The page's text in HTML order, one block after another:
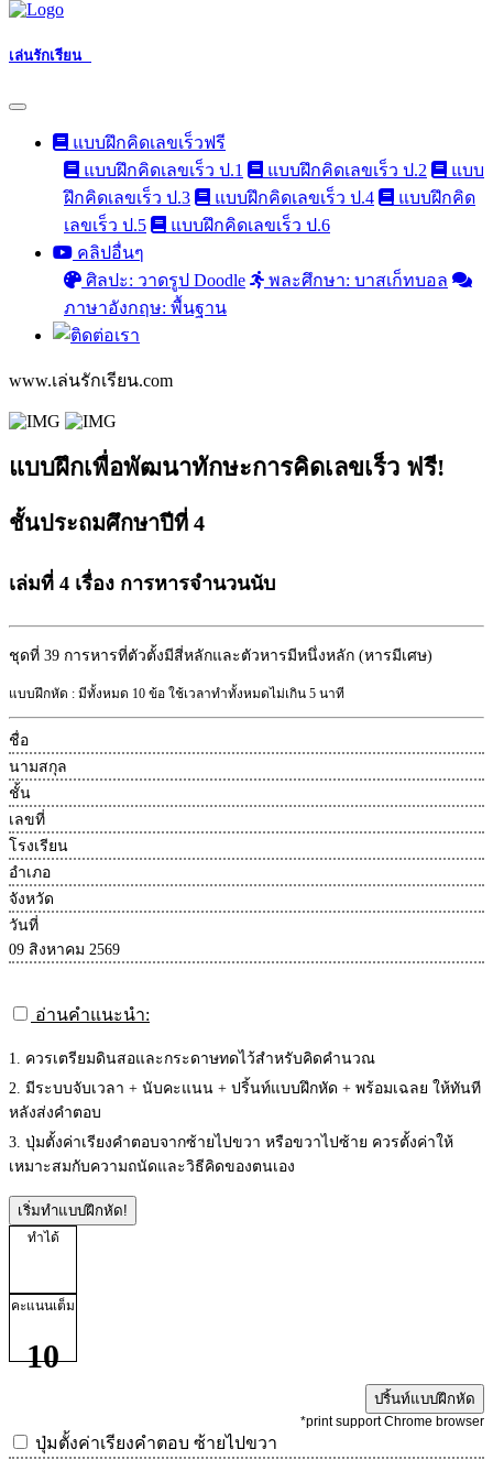
เล่นรักเรียน
แบบฝึกคิดเลขเร็วฟรี
แบบฝึกคิดเลขเร็ว ป.1
แบบฝึกคิดเลขเร็ว ป.2
แบบ
ฝึกคิดเลขเร็ว ป.3
แบบฝึกคิดเลขเร็ว ป.4
แบบฝึกคิด
เลขเร็ว ป.5
แบบฝึกคิดเลขเร็ว ป.6
คลิปอื่นๆ
ศิลปะ: วาดรูป Doodle
พละศึกษา: บาสเก็ทบอล
ภาษาอังกฤษ: พื้นฐาน
www.เล่นรักเรียน.com
แบบฝึกเพื่อพัฒนาทักษะการคิดเลขเร็ว ฟรี!
ชั้นประถมศึกษาปีที่ 4
เล่มที่ 4 เรื่อง การหารจำนวนนับ
ชุดที่ 39 การหารที่ตัวตั้งมีสี่หลักและตัวหารมีหนึ่งหลัก (หารมีเศษ)
แบบฝึกหัด : มีทั้งหมด 10 ข้อ ใช้เวลาทำทั้งหมดไม่เกิน 5 นาที
ชื่อ
นามสกุล
ชั้น
เลขที่
โรงเรียน
อำเภอ
จังหวัด
วันที่
09 สิงหาคม 2569
อ่านคำแนะนำ:
1. ควรเตรียมดินสอและกระดาษทดไว้สำหรับคิดคำนวณ
2. มีระบบจับเวลา + นับคะแนน + ปริ้นท์แบบฝึกหัด + พร้อมเฉลย ให้ทันที
หลังส่งคำตอบ
3. ปุ่มตั้งค่าเรียงคำตอบจากซ้ายไปขวา หรือขวาไปซ้าย ควรตั้งค่าให้
เหมาะสมกับความถนัดและวิธีคิดของตนเอง
เริ่มทำแบบฝึกหัด!
ทำได้
คะแนนเต็ม
10
ปริ้นท์แบบฝึกหัด
*print support Chrome browser
ปุ่มตั้งค่าเรียงคำตอบ ซ้ายไปขวา